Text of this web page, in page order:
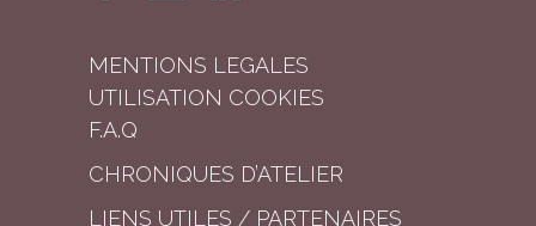
MENTIONS LEGALES
UTILISATION COOKIES
F.A.Q
CHRONIQUES D’ATELIER
LIENS UTILES / PARTENAIRES